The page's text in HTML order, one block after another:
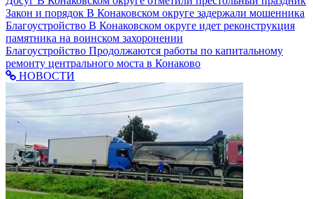
Закон и порядок В Конаковском округе задержали мошенника
Благоустройство В Конаковском округе идет реконструкция
памятника на воинском захоронении
Благоустройство Продолжаются работы по капитальному
ремонту центрального моста в Конаково
НОВОСТИ